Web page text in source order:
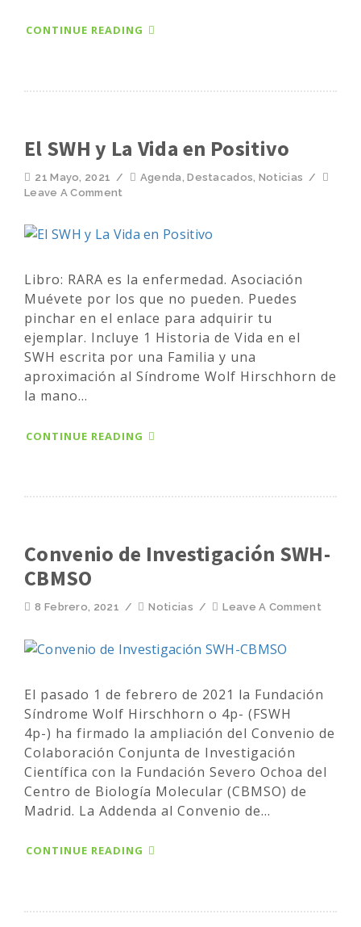
CONTINUE READING
El SWH y La Vida en Positivo
21 Mayo, 2021 / Agenda ,Destacados, Noticias /
Leave A Comment
Libro: RARA es la enfermedad. Asociación
Muévete por los que no pueden. Puedes
pinchar en el enlace para adquirir tu
ejemplar. Incluye 1 Historia de Vida en el
SWH escrita por una Familia y una
aproximación al Síndrome Wolf Hirschhorn de
la mano...
CONTINUE READING
Convenio de Investigación SWH-
CBMSO
8 Febrero, 2021 / Noticias / Leave A Comment
El pasado 1 de febrero de 2021 la Fundación
Síndrome Wolf Hirschhorn o 4p- (FSWH
4p-) ha firmado la ampliación del Convenio de
Colaboración Conjunta de Investigación
Científica con la Fundación Severo Ochoa del
Centro de Biología Molecular (CBMSO) de
Madrid. La Addenda al Convenio de...
CONTINUE READING